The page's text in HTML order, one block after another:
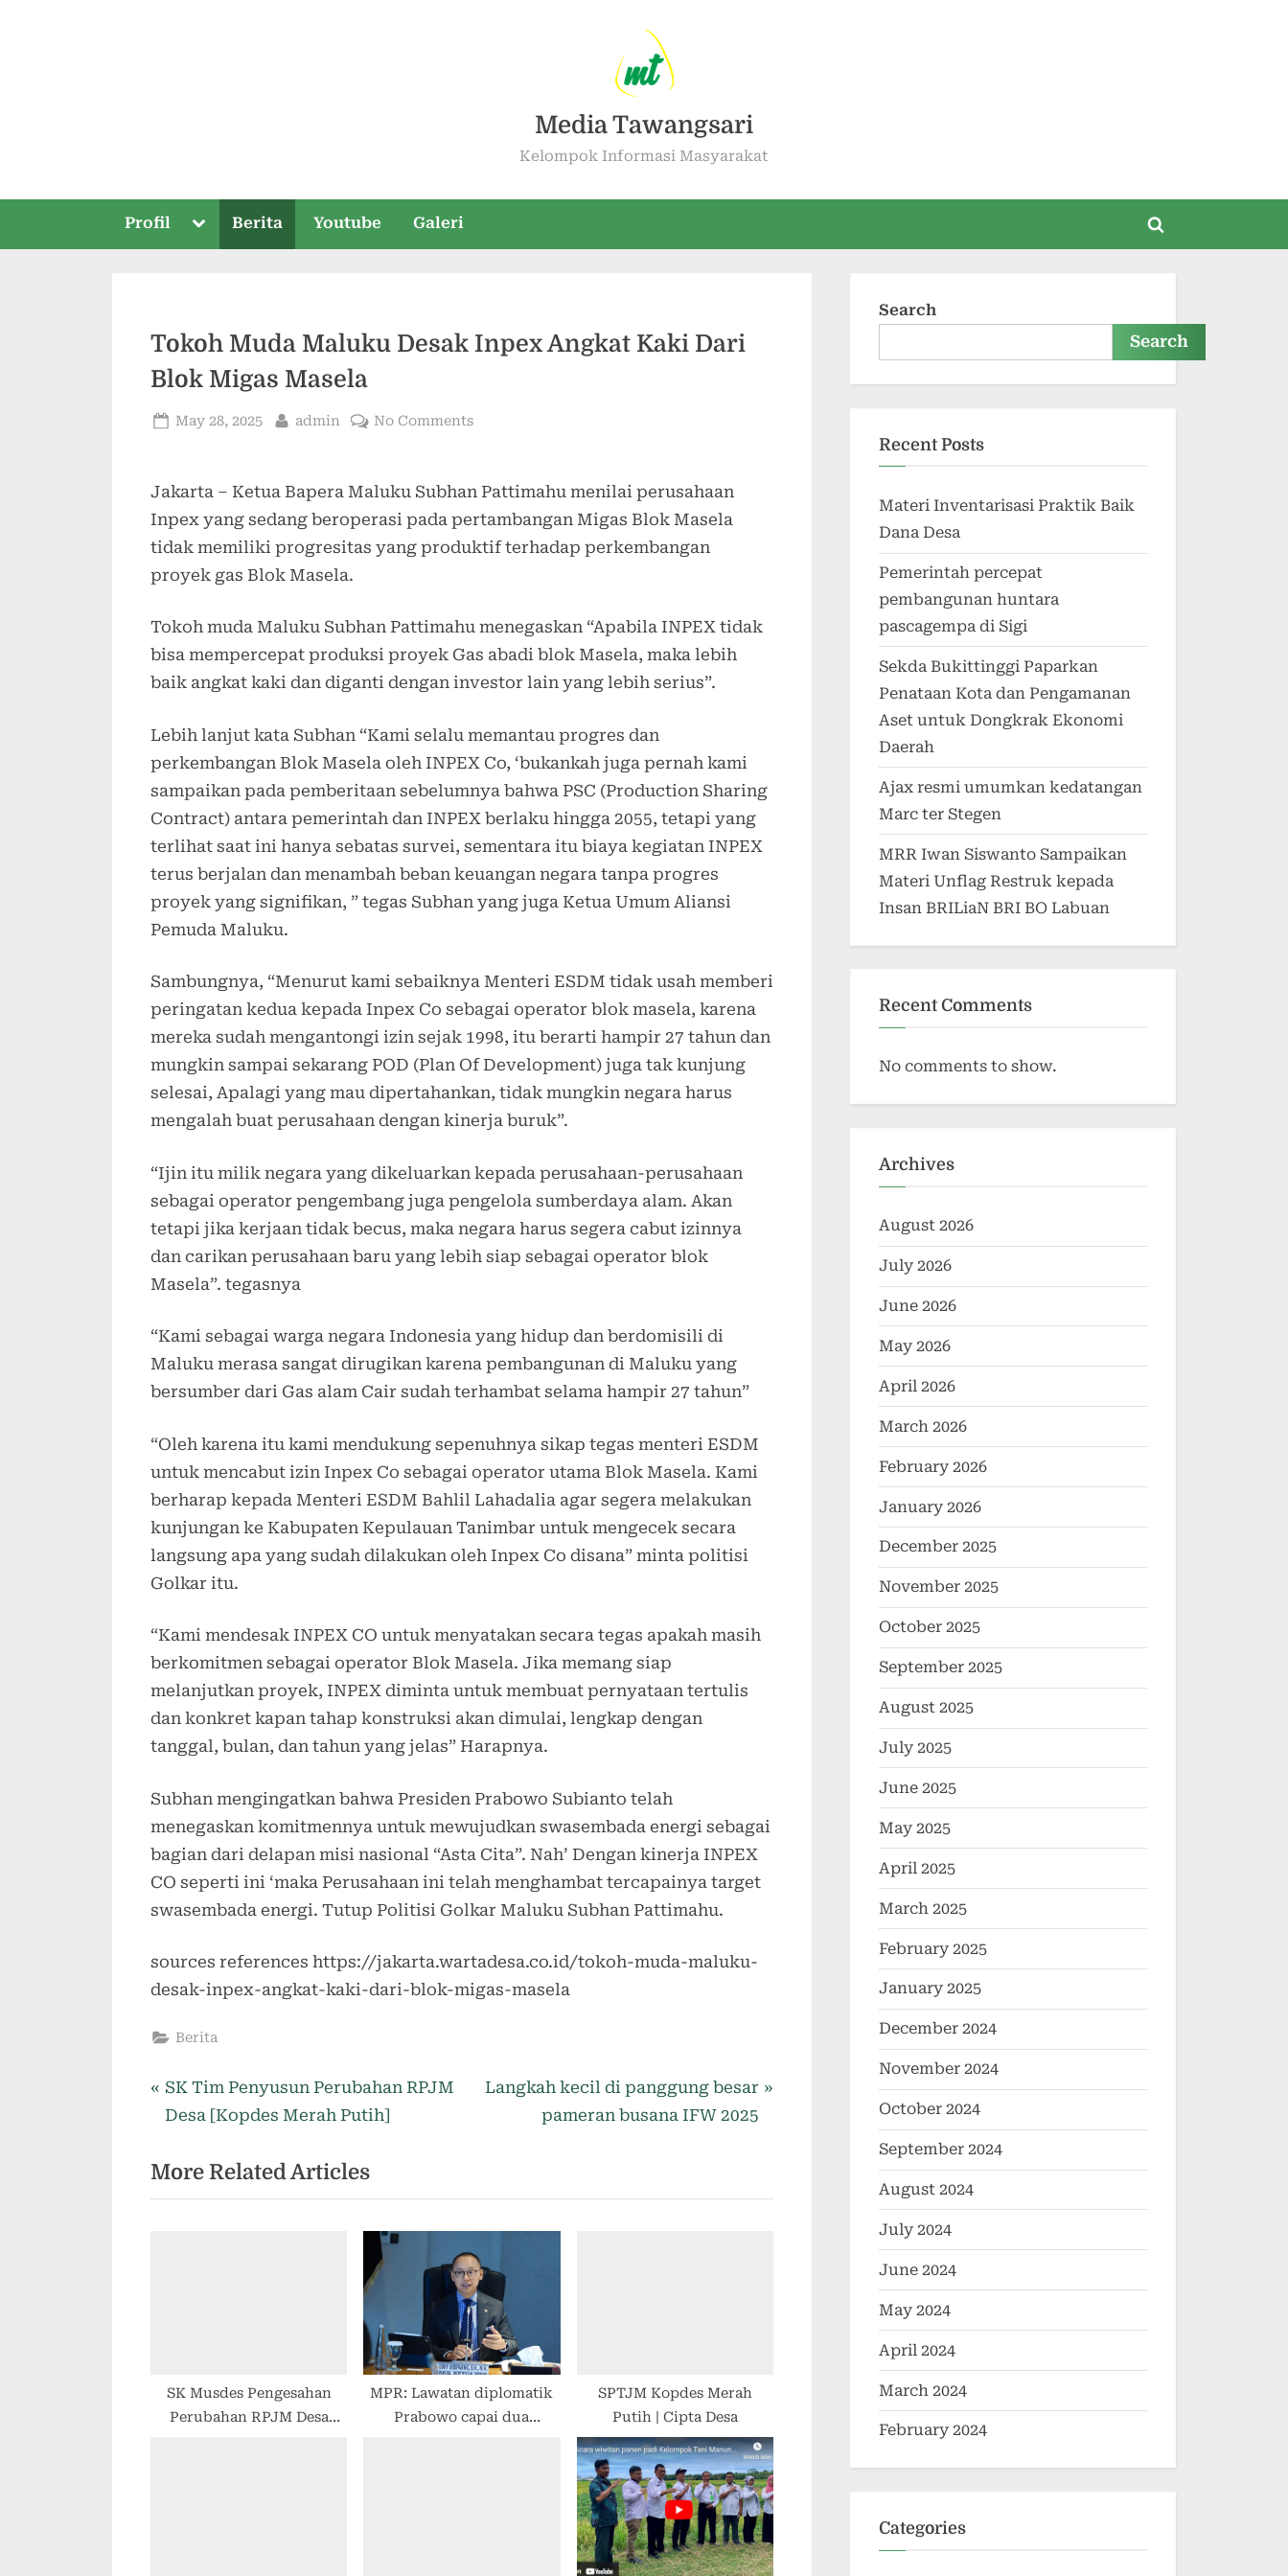
Media Tawangsari
Kelompok Informasi Masyarakat
Profil Berita Youtube Galeri
Tokoh Muda Maluku Desak Inpex Angkat Kaki Dari
Blok Migas Masela
May 28, 2025 admin No Comments
Jakarta – Ketua Bapera Maluku Subhan Pattimahu menilai perusahaan
Inpex yang sedang beroperasi pada pertambangan Migas Blok Masela
tidak memiliki progresitas yang produktif terhadap perkembangan
proyek gas Blok Masela.
Tokoh muda Maluku Subhan Pattimahu menegaskan “Apabila INPEX tidak
bisa mempercepat produksi proyek Gas abadi blok Masela, maka lebih
baik angkat kaki dan diganti dengan investor lain yang lebih serius”.
Lebih lanjut kata Subhan “Kami selalu memantau progres dan
perkembangan Blok Masela oleh INPEX Co, ‘bukankah juga pernah kami
sampaikan pada pemberitaan sebelumnya bahwa PSC (Production Sharing
Contract) antara pemerintah dan INPEX berlaku hingga 2055, tetapi yang
terlihat saat ini hanya sebatas survei, sementara itu biaya kegiatan INPEX
terus berjalan dan menambah beban keuangan negara tanpa progres
proyek yang signifikan, ” tegas Subhan yang juga Ketua Umum Aliansi
Pemuda Maluku.
Sambungnya, “Menurut kami sebaiknya Menteri ESDM tidak usah memberi
peringatan kedua kepada Inpex Co sebagai operator blok masela, karena
mereka sudah mengantongi izin sejak 1998, itu berarti hampir 27 tahun dan
mungkin sampai sekarang POD (Plan Of Development) juga tak kunjung
selesai, Apalagi yang mau dipertahankan, tidak mungkin negara harus
mengalah buat perusahaan dengan kinerja buruk”.
“Ijin itu milik negara yang dikeluarkan kepada perusahaan-perusahaan
sebagai operator pengembang juga pengelola sumberdaya alam. Akan
tetapi jika kerjaan tidak becus, maka negara harus segera cabut izinnya
dan carikan perusahaan baru yang lebih siap sebagai operator blok
Masela”. tegasnya
“Kami sebagai warga negara Indonesia yang hidup dan berdomisili di
Maluku merasa sangat dirugikan karena pembangunan di Maluku yang
bersumber dari Gas alam Cair sudah terhambat selama hampir 27 tahun”
“Oleh karena itu kami mendukung sepenuhnya sikap tegas menteri ESDM
untuk mencabut izin Inpex Co sebagai operator utama Blok Masela. Kami
berharap kepada Menteri ESDM Bahlil Lahadalia agar segera melakukan
kunjungan ke Kabupaten Kepulauan Tanimbar untuk mengecek secara
langsung apa yang sudah dilakukan oleh Inpex Co disana” minta politisi
Golkar itu.
“Kami mendesak INPEX CO untuk menyatakan secara tegas apakah masih
berkomitmen sebagai operator Blok Masela. Jika memang siap
melanjutkan proyek, INPEX diminta untuk membuat pernyataan tertulis
dan konkret kapan tahap konstruksi akan dimulai, lengkap dengan
tanggal, bulan, dan tahun yang jelas” Harapnya.
Subhan mengingatkan bahwa Presiden Prabowo Subianto telah
menegaskan komitmennya untuk mewujudkan swasembada energi sebagai
bagian dari delapan misi nasional “Asta Cita”. Nah’ Dengan kinerja INPEX
CO seperti ini ‘maka Perusahaan ini telah menghambat tercapainya target
swasembada energi. Tutup Politisi Golkar Maluku Subhan Pattimahu.
sources references https://jakarta.wartadesa.co.id/tokoh-muda-maluku-
desak-inpex-angkat-kaki-dari-blok-migas-masela
Berita
SK Tim Penyusun Perubahan RPJM
Desa [Kopdes Merah Putih]
Langkah kecil di panggung besar
pameran busana IFW 2025
More Related Articles
SK Musdes Pengesahan
Perubahan RPJM Desa
MPR: Lawatan diplomatik
Prabowo capai dua
SPTJM Kopdes Merah
Putih | Cipta Desa
Search
Search
Recent Posts
Materi Inventarisasi Praktik Baik
Dana Desa
Pemerintah percepat
pembangunan huntara
pascagempa di Sigi
Sekda Bukittinggi Paparkan
Penataan Kota dan Pengamanan
Aset untuk Dongkrak Ekonomi
Daerah
Ajax resmi umumkan kedatangan
Marc ter Stegen
MRR Iwan Siswanto Sampaikan
Materi Unflag Restruk kepada
Insan BRILiaN BRI BO Labuan
Recent Comments
No comments to show.
Archives
August 2026
July 2026
June 2026
May 2026
April 2026
March 2026
February 2026
January 2026
December 2025
November 2025
October 2025
September 2025
August 2025
July 2025
June 2025
May 2025
April 2025
March 2025
February 2025
January 2025
December 2024
November 2024
October 2024
September 2024
August 2024
July 2024
June 2024
May 2024
April 2024
March 2024
February 2024
Categories